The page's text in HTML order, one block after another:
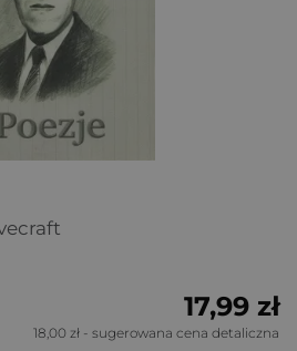
17,99 zł
18,00 zł - sugerowana cena detaliczna